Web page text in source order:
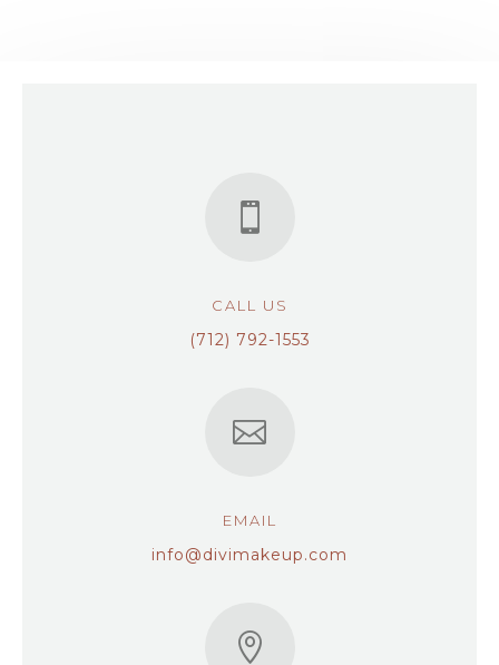

CALL US
(712) 792-1553

EMAIL
info@divimakeup.com
